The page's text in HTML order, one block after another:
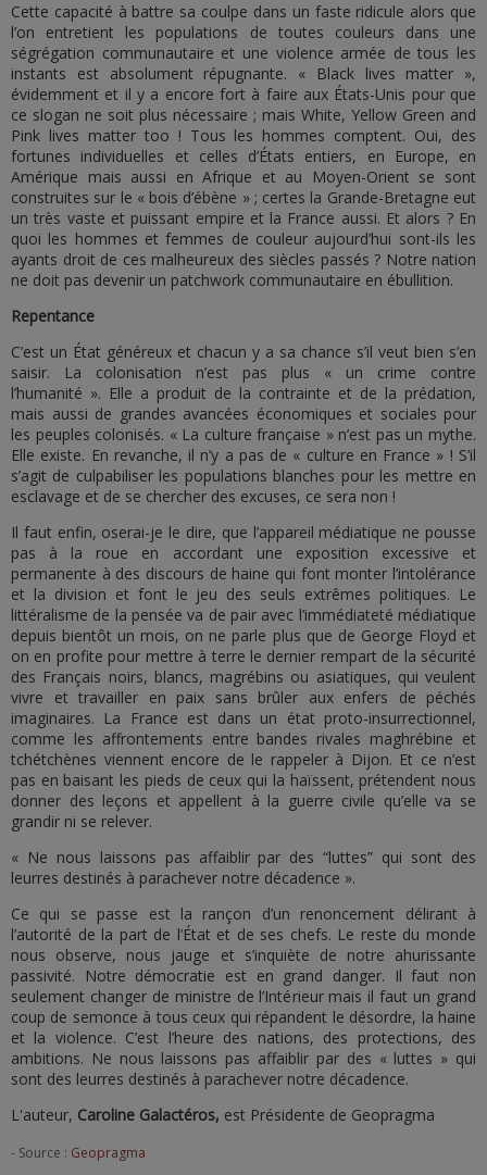
Cette capacité à battre sa coulpe dans un faste ridicule alors que
l’on entretient les populations de toutes couleurs dans une
ségrégation communautaire et une violence armée de tous les
instants est absolument répugnante. « Black lives matter »,
évidemment et il y a encore fort à faire aux États-Unis pour que
ce slogan ne soit plus nécessaire ; mais White, Yellow Green and
Pink lives matter too ! Tous les hommes comptent. Oui, des
fortunes individuelles et celles d’États entiers, en Europe, en
Amérique mais aussi en Afrique et au Moyen-Orient se sont
construites sur le « bois d’ébène » ; certes la Grande-Bretagne eut
un très vaste et puissant empire et la France aussi. Et alors ? En
quoi les hommes et femmes de couleur aujourd’hui sont-ils les
ayants droit de ces malheureux des siècles passés ? Notre nation
ne doit pas devenir un patchwork communautaire en ébullition.
Repentance
C’est un État généreux et chacun y a sa chance s’il veut bien s’en
saisir. La colonisation n’est pas plus « un crime contre
l’humanité ». Elle a produit de la contrainte et de la prédation,
mais aussi de grandes avancées économiques et sociales pour
les peuples colonisés. « La culture française » n’est pas un mythe.
Elle existe. En revanche, il n’y a pas de « culture en France » ! S’il
s’agit de culpabiliser les populations blanches pour les mettre en
esclavage et de se chercher des excuses, ce sera non !
Il faut enfin, oserai-je le dire, que l’appareil médiatique ne pousse
pas à la roue en accordant une exposition excessive et
permanente à des discours de haine qui font monter l’intolérance
et la division et font le jeu des seuls extrêmes politiques. Le
littéralisme de la pensée va de pair avec l’immédiateté médiatique
depuis bientôt un mois, on ne parle plus que de George Floyd et
on en profite pour mettre à terre le dernier rempart de la sécurité
des Français noirs, blancs, magrébins ou asiatiques, qui veulent
vivre et travailler en paix sans brûler aux enfers de péchés
imaginaires. La France est dans un état proto-insurrectionnel,
comme les affrontements entre bandes rivales maghrébine et
tchétchènes viennent encore de le rappeler à Dijon. Et ce n’est
pas en baisant les pieds de ceux qui la haïssent, prétendent nous
donner des leçons et appellent à la guerre civile qu’elle va se
grandir ni se relever.
« Ne nous laissons pas affaiblir par des “luttes” qui sont des
leurres destinés à parachever notre décadence ».
Ce qui se passe est la rançon d’un renoncement délirant à
l’autorité de la part de l’État et de ses chefs. Le reste du monde
nous observe, nous jauge et s’inquiète de notre ahurissante
passivité. Notre démocratie est en grand danger. Il faut non
seulement changer de ministre de l’Intérieur mais il faut un grand
coup de semonce à tous ceux qui répandent le désordre, la haine
et la violence. C’est l’heure des nations, des protections, des
ambitions. Ne nous laissons pas affaiblir par des « luttes » qui
sont des leurres destinés à parachever notre décadence.
L'auteur, Caroline Galactéros, est Présidente de Geopragma
- Source : Geopragma